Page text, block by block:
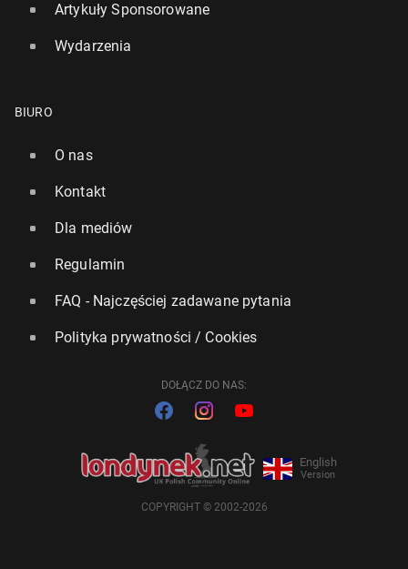
Artykuły Sponsorowane
Wydarzenia
BIURO
O nas
Kontakt
Dla mediów
Regulamin
FAQ - Najczęściej zadawane pytania
Polityka prywatności / Cookies
DOŁĄCZ DO NAS:
English
Version
COPYRIGHT © 2002-2026